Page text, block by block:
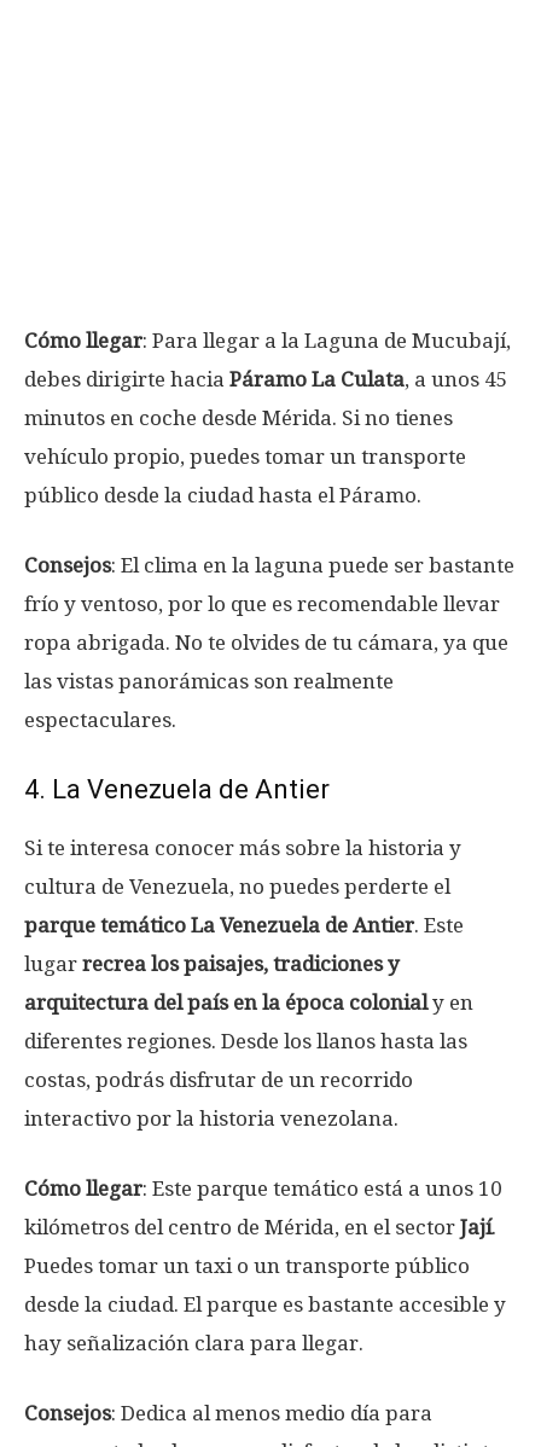
Cómo llegar: Para llegar a la Laguna de Mucubají,
debes dirigirte hacia Páramo La Culata, a unos 45
minutos en coche desde Mérida. Si no tienes
vehículo propio, puedes tomar un transporte
público desde la ciudad hasta el Páramo.
Consejos: El clima en la laguna puede ser bastante
frío y ventoso, por lo que es recomendable llevar
ropa abrigada. No te olvides de tu cámara, ya que
las vistas panorámicas son realmente
espectaculares.
4. La Venezuela de Antier
Si te interesa conocer más sobre la historia y
cultura de Venezuela, no puedes perderte el
parque temático La Venezuela de Antier. Este
lugar recrea los paisajes, tradiciones y
arquitectura del país en la época colonialy en
diferentes regiones. Desde los llanos hasta las
costas, podrás disfrutar de un recorrido
interactivo por la historia venezolana.
Cómo llegar: Este parque temático está a unos 10
kilómetros del centro de Mérida, en el sector Jají.
Puedes tomar un taxi o un transporte público
desde la ciudad. El parque es bastante accesible y
hay señalización clara para llegar.
Consejos: Dedica al menos medio día para